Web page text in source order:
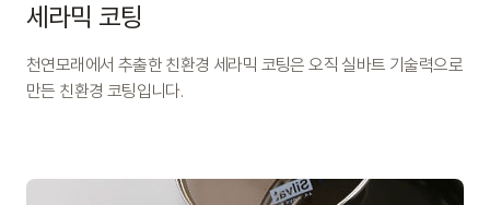
세라믹 코팅
천연모래에서 추출한 친환경 세라믹 코팅은 오직 실바트 기술력으로
만든 친환경 코팅입니다.